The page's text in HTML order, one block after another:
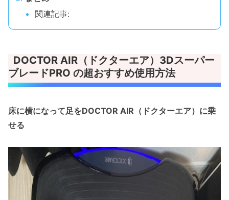
関連記事:
DOCTOR AIR（ドクターエア）3Dスーパー
ブレードPRO の超おすすめ使用方法
床に横になって足をDOCTOR AIR（ドクターエア）に乗
せる